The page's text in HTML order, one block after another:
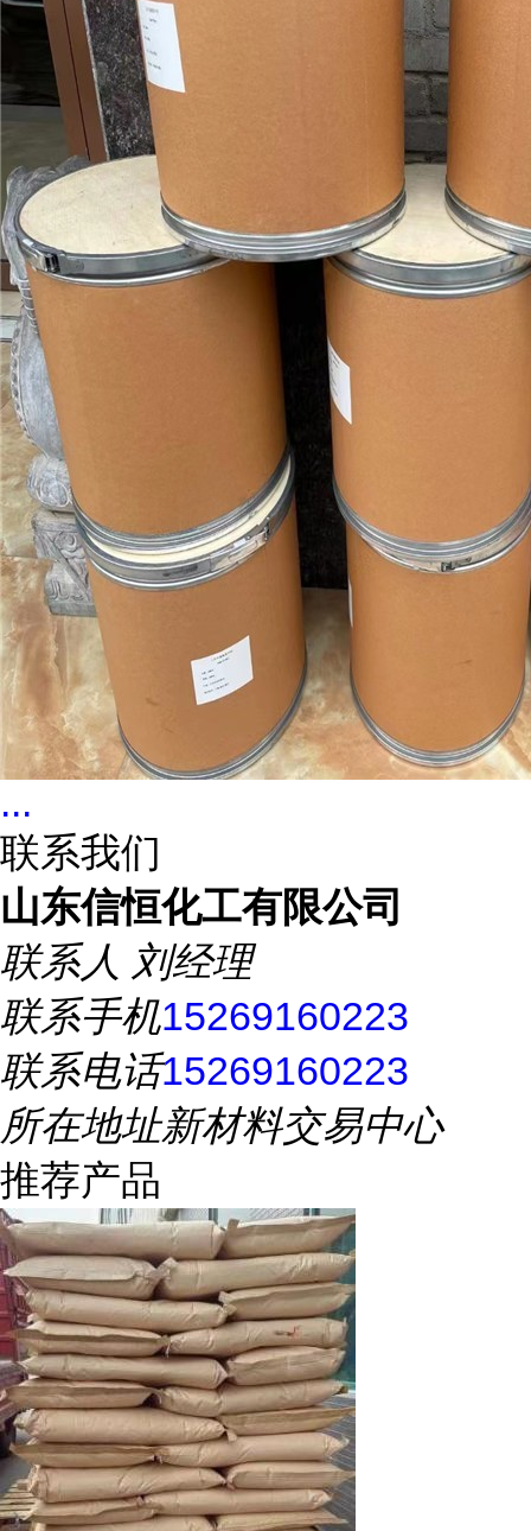
...
联系我们
山东信恒化工有限公司
联系人 刘经理
联系手机15269160223
联系电话15269160223
所在地址新材料交易中心
推荐产品